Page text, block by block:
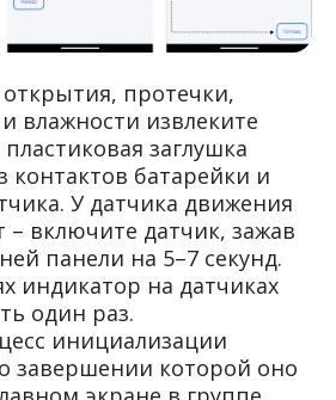
протечки,
влажности извлеките
заглушка
контактов батарейки и
У датчика движения
– включите датчик, зажав
панели на 5–7 секунд.
индикатор на датчиках
один раз.
инициализации
завершении которой оно